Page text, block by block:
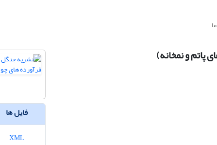
پاتم و نمخانه)
فایل ها